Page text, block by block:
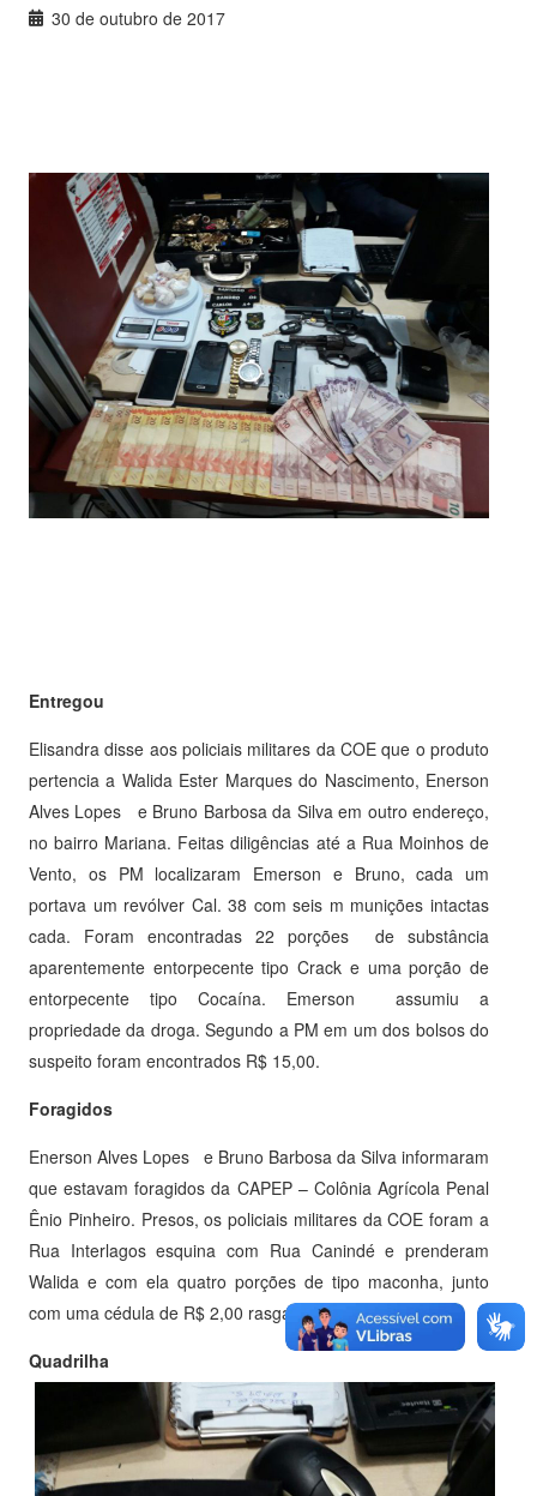
30 de outubro de 2017
Entregou
Elisandra disse aos policiais militares da COE que o produto
pertencia a Walida Ester Marques do Nascimento, Enerson
Alves Lopes e Bruno Barbosa da Silva em outro endereço,
no bairro Mariana. Feitas diligências até a Rua Moinhos de
Vento, os PM localizaram Emerson e Bruno, cada um
portava um revólver Cal. 38 com seis m munições intactas
cada. Foram encontradas 22 porções de substância
aparentemente entorpecente tipo Crack e uma porção de
entorpecente tipo Cocaína. Emerson assumiu a
propriedade da droga. Segundo a PM em um dos bolsos do
suspeito foram encontrados R$ 15,00.
Foragidos
Enerson Alves Lopes e Bruno Barbosa da Silva informaram
que estavam foragidos da CAPEP – Colônia Agrícola Penal
Ênio Pinheiro. Presos, os policiais militares da COE foram a
Rua Interlagos esquina com Rua Canindé e prenderam
Walida e com ela quatro porções de tipo maconha, junto
com uma cédula de R$ 2,00 rasgada.
Quadrilha